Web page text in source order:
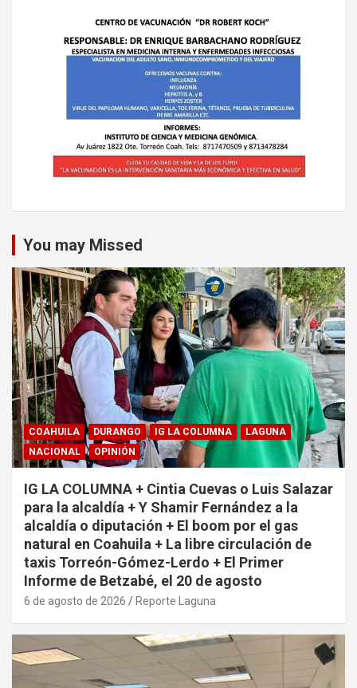
You may Missed
COAHUILA DURANGO IG LA COLUMNA
LAGUNA
NACIONAL
OPINIÓN
IG LA COLUMNA + Cintia Cuevas o Luis Salazar
para la alcaldía + Y Shamir Fernández a la
alcaldía o diputación + El boom por el gas
natural en Coahuila + La libre circulación de
taxis Torreón-Gómez-Lerdo + El Primer
Informe de Betzabé, el 20 de agosto
6 de agosto de 2026 Reporte Laguna